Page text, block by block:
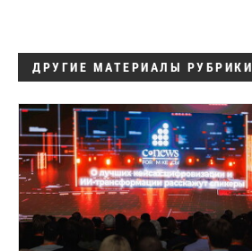
ДРУГИЕ МАТЕРИАЛЫ РУБРИКИ